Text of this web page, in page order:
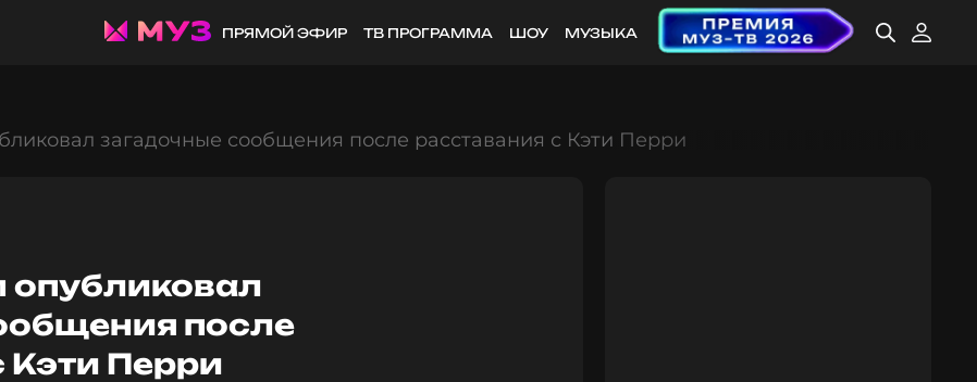
ПРЯМОЙ ЭФИР ТВ ПРОГРАММА ШОУ МУЗЫКА
загадочные сообщения после расставания с Кэти Перри
после
Кэти Перри